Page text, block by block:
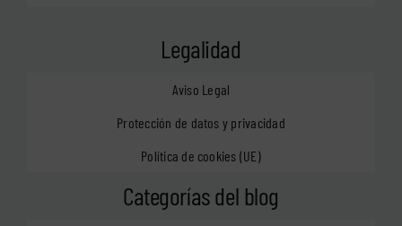
Legalidad
Aviso Legal
Protección de datos y privacidad
Política de cookies (UE)
Categorías del blog